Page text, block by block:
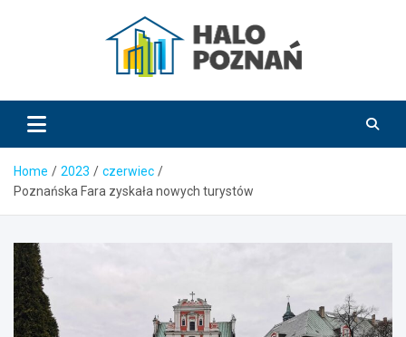
HaloPoznań.pl
Home 2023
czerwiec
Poznańska Fara zyskała nowych turystów